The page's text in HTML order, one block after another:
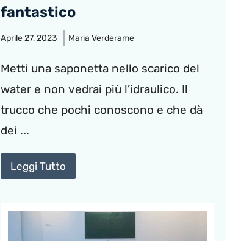
fantastico
Aprile 27, 2023 Maria Verderame
Metti una saponetta nello scarico del
water e non vedrai più l’idraulico. Il
trucco che pochi conoscono e che dà
dei ...
Leggi Tutto